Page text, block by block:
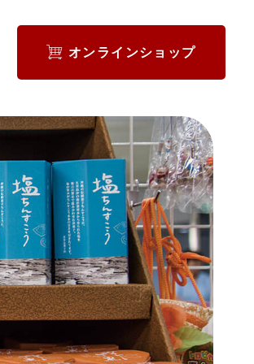
オンラインショップ